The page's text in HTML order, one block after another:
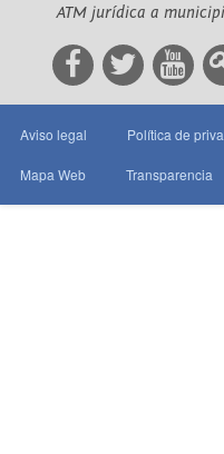
ATM jurídica a
Aviso legal Política de
Mapa Web Transparencia